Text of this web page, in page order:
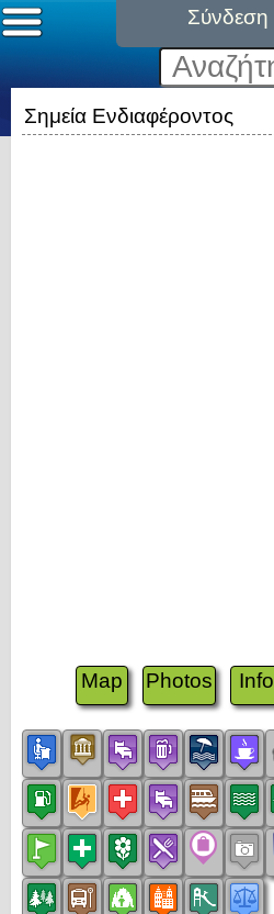
Σύνδεση
Σημεία Ενδιαφέροντος
Map Photos Info